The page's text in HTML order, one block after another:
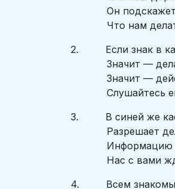
Он подскажет
Что нам делать
2. Если знак в
Значит —
Значит —
Слушайтесь
3. В синей же
Разрешает
Информацию
Нас с вами
4. Всем